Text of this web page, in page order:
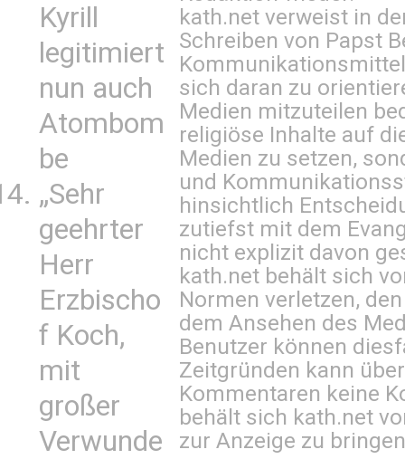
Kyrill
legitimiert
nun auch
Atombom
be
„Sehr
geehrter
Herr
Erzbischo
f Koch,
mit
großer
Verwunde
kath.net verweist in
Schreiben von Papst
sich daran zu
Medien mitzuteilen
religiöse Inhalte auf
Medien zu setzen,
und
hinsichtlich
zutiefst mit dem
nicht explizit davon
kath.net behält sich
Normen verletzen,
dem Ansehen des
Benutzer können
Zeitgründen kann
Kommentaren keine
behält sich kath.net
zur Anzeige zu